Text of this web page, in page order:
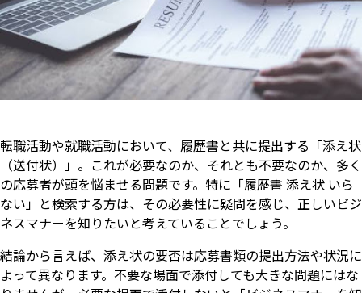
転職活動や就職活動において、履歴書と共に提出する「添え状
（送付状）」。これが必要なのか、それとも不要なのか、多く
の応募者が頭を悩ませる問題です。特に「履歴書 添え状 いら
ない」と検索する方は、その必要性に疑問を感じ、正しいビジ
ネスマナーを知りたいと考えていることでしょう。
結論から言えば、添え状の要否は応募書類の提出方法や状況に
よって異なります。不要な場面で添付しても大きな問題にはな